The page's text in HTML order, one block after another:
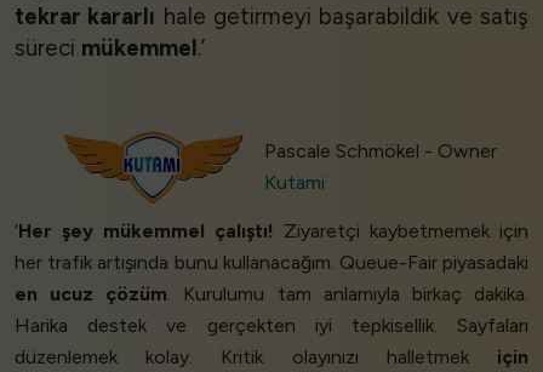
tekrar kararlı hale getirmeyi başarabildik ve satış
süreci mükemmel.’
Pascale Schmökel - Owner
Kutami
‘Her şey mükemmel çalıştı! Ziyaretçi kaybetmemek için
her trafik artışında bunu kullanacağım. Queue-Fair piyasadaki
en ucuz çözüm . Kurulumu tam anlamıyla birkaç dakika.
Harika destek ve gerçekten iyi tepkisellik. Sayfaları
düzenlemek kolay. Kritik olayınızı halletmek için